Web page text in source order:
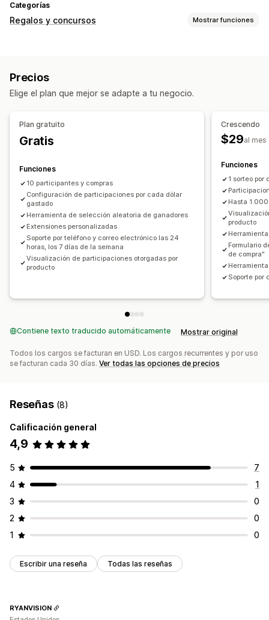
Categorías
Regalos y concursos Mostrar funciones
Recomendar a un amigo
Seguimiento de conversión
Informes y estadísticas
Personalización
Promoción de marca
Páginas de destino Widget de tienda
Precios
Elige el plan que mejor se adapte a tu negocio.
Plan gratuito
Gratis
Funciones
10 participantes y compras
Configuración de participaciones por cada dólar
gastado
Herramienta de selección aleatoria de ganadores
Extensiones personalizadas
Soporte por teléfono y correo electrónico las 24
horas, los 7 días de la semana
Visualización de participaciones otorgadas por
producto
Crescendo
$29al mes
Funciones
1 sorteo por
Hasta
producto
Formulario
de compra"
Soporte por
Contiene texto traducido automáticamente Mostrar original
Todos los cargos se facturan en USD. Los cargos recurrentes y por uso
se facturan cada 30 días. Ver todas las opciones de precios
Reseñas (8)
Calificación general
4,9
5
7
4
1
3
0
2
0
1
0
Escribir una reseña Todas las reseñas
RYANVISION